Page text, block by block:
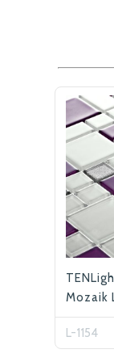
Mozaik
(Roma)
L-1154